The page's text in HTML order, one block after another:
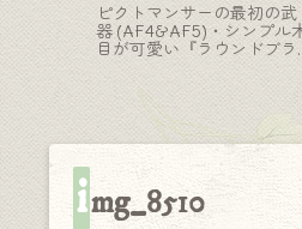
可愛らしいピンクの光るメ
イス・白魔道士武器『ゼル
コバケーン』
img_8510